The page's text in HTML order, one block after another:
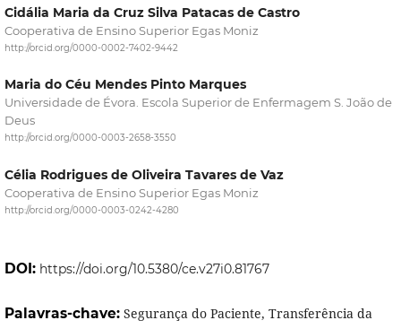
Cidália Maria da Cruz Silva Patacas de Castro
Cooperativa de Ensino Superior Egas Moniz
http://orcid.org/0000-0002-7402-9442
Maria do Céu Mendes Pinto Marques
Universidade de Évora. Escola Superior de Enfermagem S. João de
Deus
http://orcid.org/0000-0003-2658-3550
Célia Rodrigues de Oliveira Tavares de Vaz
Cooperativa de Ensino Superior Egas Moniz
http://orcid.org/0000-0003-0242-4280
DOI: https://doi.org/10.5380/ce.v27i0.81767
Palavras-chave: Segurança do Paciente, Transferência da